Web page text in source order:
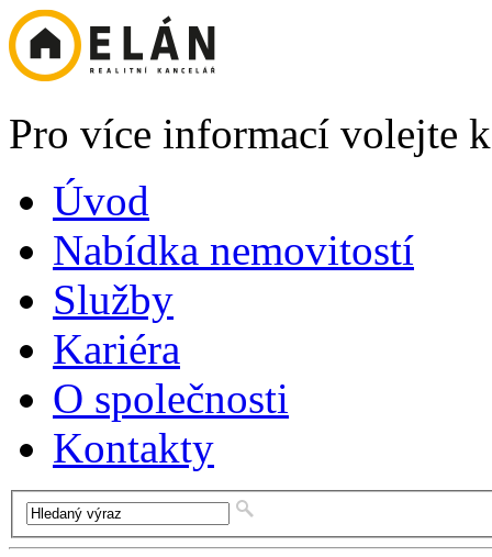
Pro více informací volejte
Úvod
Nabídka nemovitostí
Služby
Kariéra
O společnosti
Kontakty